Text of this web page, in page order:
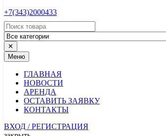
+7(343)2000433
✕
Меню
ГЛАВНАЯ
НОВОСТИ
АРЕНДА
ОСТАВИТЬ ЗАЯВКУ
КОНТАКТЫ
ВХОД / РЕГИСТРАЦИЯ